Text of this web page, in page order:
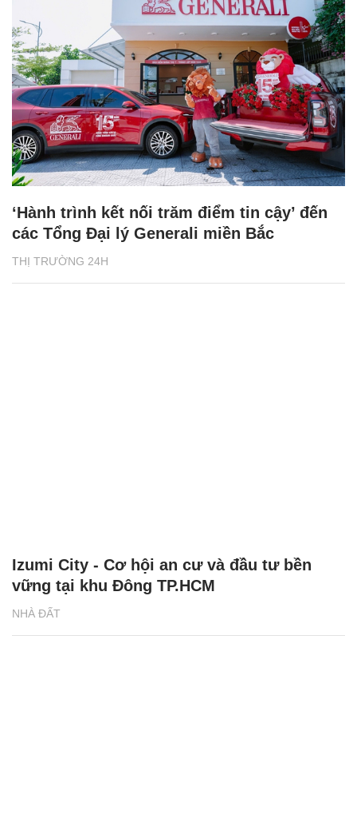
THỊ TRƯỜNG 24H
‘Hành trình kết nối trăm điểm tin cậy’ đến
các Tổng Đại lý Generali miền Bắc
NHÀ ĐẤT
Izumi City - Cơ hội an cư và đầu tư bền
vững tại khu Đông TP.HCM